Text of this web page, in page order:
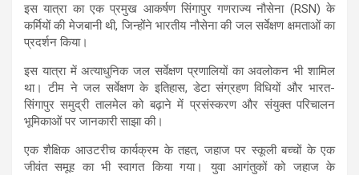
इस यात्रा का एक प्रमुख आकर्षण सिंगापुर गणराज्य नौसेना (RSN) के
कर्मियों की मेजबानी थी, जिन्होंने भारतीय नौसेना की जल सर्वेक्षण क्षमताओं का
प्रदर्शन किया।
इस यात्रा में अत्याधुनिक जल सर्वेक्षण प्रणालियों का अवलोकन भी शामिल
था। टीम ने जल सर्वेक्षण के इतिहास, डेटा संग्रहण विधियों और भारत-
सिंगापुर समुद्री तालमेल को बढ़ाने में प्रसंस्करण और संयुक्त परिचालन
भूमिकाओं पर जानकारी साझा की।
एक शैक्षिक आउटरीच कार्यक्रम के तहत, जहाज पर स्कूली बच्चों के एक
जीवंत समूह का भी स्वागत किया गया। युवा आगंतुकों को जहाज के